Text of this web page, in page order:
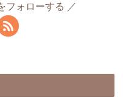
フォローする